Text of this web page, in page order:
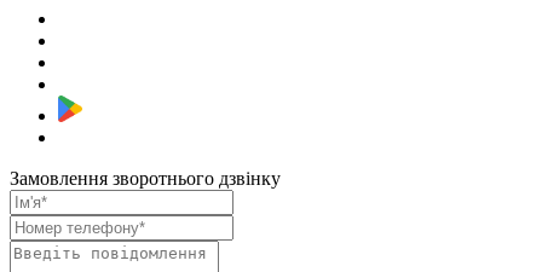
Замовлення зворотнього дзвінку